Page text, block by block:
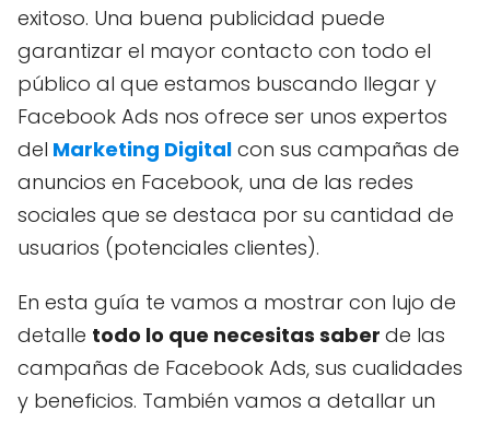
exitoso. Una buena publicidad puede
garantizar el mayor contacto con todo el
público al que estamos buscando llegar y
Facebook Ads nos ofrece ser unos expertos
del Marketing Digital con sus campañas de
anuncios en Facebook, una de las redes
sociales que se destaca por su cantidad de
usuarios (potenciales clientes).
En esta guía te vamos a mostrar con lujo de
detalle todo lo que necesitas saber de las
campañas de Facebook Ads, sus cualidades
y beneficios. También vamos a detallar un